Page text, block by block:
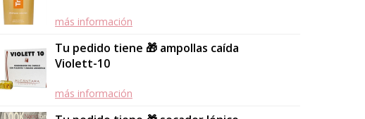
más información
Tu pedido tiene 🎁 ampollas caída
Violett-10
más información